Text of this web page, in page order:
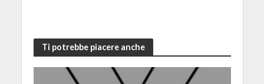
Ti potrebbe piacere anche